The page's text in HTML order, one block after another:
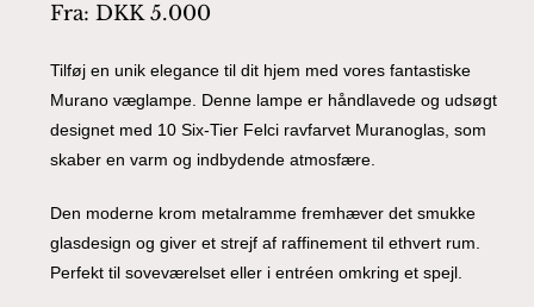
Fra: DKK5.000
Tilføj en unik elegance til dit hjem med vores fantastiske
Murano væglampe. Denne lampe er håndlavede og udsøgt
designet med 10 Six-Tier Felci ravfarvet Muranoglas, som
skaber en varm og indbydende atmosfære.
Den moderne krom metalramme fremhæver det smukke
glasdesign og giver et strejf af raffinement til ethvert rum.
Perfekt til soveværelset eller i entréen omkring et spejl.